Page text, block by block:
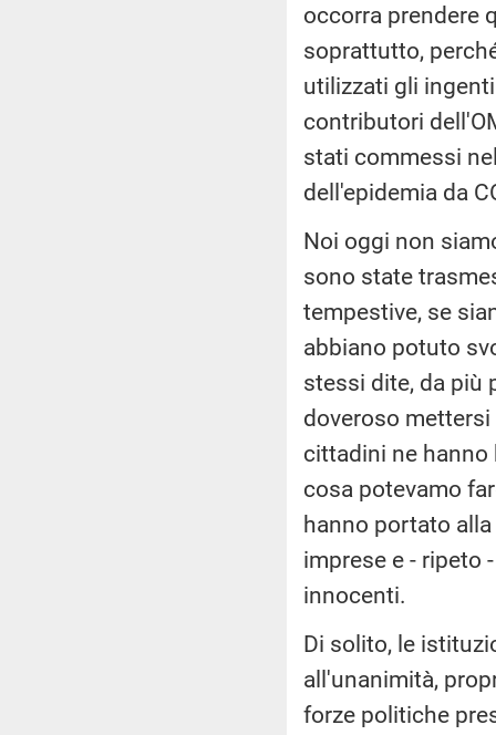
occorra prendere
soprattutto,
utilizzati gli
contributori
stati commessi
dell'epidemia da
Noi oggi non
sono state
tempestive, se
abbiano potuto
stessi dite, da più
doveroso mettersi
cittadini ne hanno
cosa potevamo
hanno portato
imprese e - ripeto
innocenti.
Di solito, le
all'unanimità,
forze politiche